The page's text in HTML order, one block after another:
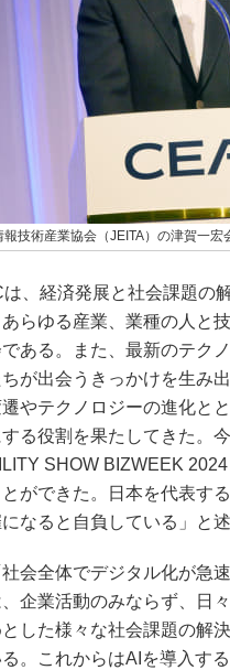
報技術産業協会（JEITA）の津賀一宏
、経済発展と社会課題の
らゆる産業、業種の人と
ある。また、最新のテク
が出会うきっかけを生み
やテクノロジーの進化と
る役割を果たしてきた。
SHOW BIZWEEK
ができた。日本を代表す
なると自負している」と述
会全体でデジタル化が急
企業活動のみならず、日
した様々な社会課題の解
。これからはAIを導入す